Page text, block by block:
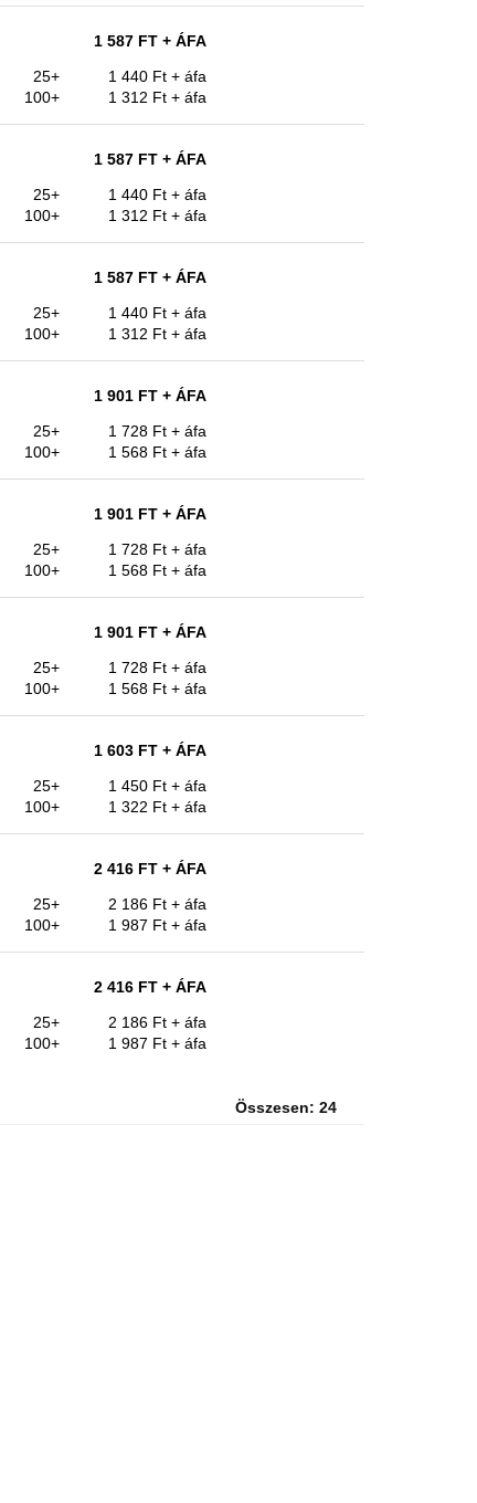
1 587 FT + ÁFA
25+
1 440 Ft + áfa
100+
1 312 Ft + áfa
1 587 FT + ÁFA
25+
1 440 Ft + áfa
100+
1 312 Ft + áfa
1 587 FT + ÁFA
25+
1 440 Ft + áfa
100+
1 312 Ft + áfa
1 901 FT + ÁFA
25+
1 728 Ft + áfa
100+
1 568 Ft + áfa
1 901 FT + ÁFA
25+
1 728 Ft + áfa
100+
1 568 Ft + áfa
1 901 FT + ÁFA
25+
1 728 Ft + áfa
100+
1 568 Ft + áfa
1 603 FT + ÁFA
25+
1 450 Ft + áfa
100+
1 322 Ft + áfa
2 416 FT + ÁFA
25+
2 186 Ft + áfa
100+
1 987 Ft + áfa
2 416 FT + ÁFA
25+
2 186 Ft + áfa
100+
1 987 Ft + áfa
Összesen: 24